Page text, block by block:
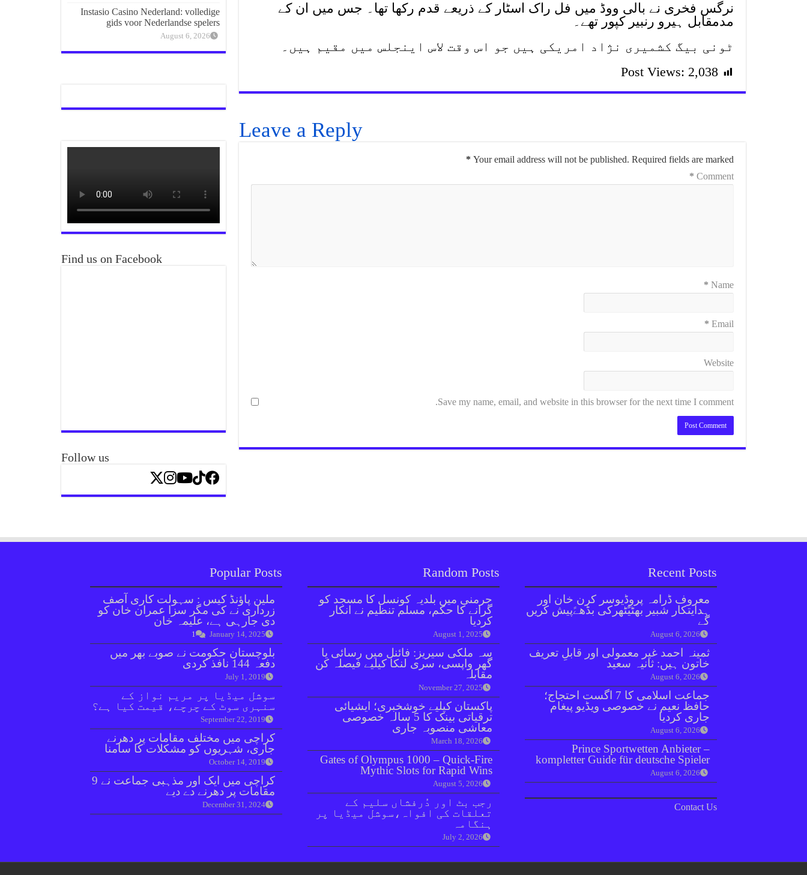
نرگس فخری نے بالی ووڈ میں فل راک اسٹار کے ذریعے قدم رکھا تھا۔ جس میں ان کے
مدمقابل ہیرو رنبیر کپور تھے۔
ٹونی بیگ کشمیری نژاد امریکی ہیں جو اس وقت لاس اینجلس میں مقیم ہیں۔
Post Views: 2,038
Leave a Reply
Your email address will not be published. Required fields are marked
*
Comment
*
Name
*
Email
*
Website
Save my name, email, and website in this browser for the next time I comment.
Instasio Casino Nederland: volledige
gids voor Nederlandse spelers
August 6, 2026
Find us on Facebook
Follow us
Popular Posts
ملین پاؤنڈ کیس : سہولت کاری آصف
زرداری نے کی مگر سزا عمران خان کو
دی جارہی ہے، علیمہ خان
January 14, 2025
1
بلوچستان حکومت نے صوبے بھر میں
دفعہ 144 نافذ کردی
July 1, 2019
سوشل میڈیا پر مریم نواز کے
سنہری سوٹ کے چرچے، قیمت کیا ہے؟
September 22, 2019
کراچی میں مختلف مقامات پر دھرنے
جاری، شہریوں کو مشکلات کا سامنا
October 14, 2019
کراچی میں ایک اور مذہبی جماعت نے 9
مقامات پر دھرنے دے دیے
December 31, 2024
Random Posts
جرمنی میں بلدیہ کونسل کا مسجد کو
گرانے کا حکم، مسلم تنظیم نے انکار
کردیا
August 1, 2025
سہ ملکی سیریز: فائنل میں رسائی یا
گھر واپسی، سری لنکا کیلیے فیصلہ کن
مقابلہ
November 27, 2025
پاکستان کیلیے خوشخبری؛ ایشیائی
ترقیاتی بینک کا 5 سالہ خصوصی
معاشی منصوبہ جاری
March 18, 2026
Gates of Olympus 1000 – Quick‑Fire
Mythic Slots for Rapid Wins
August 5, 2026
رجب بٹ اور دُرفشاں سلیم کے
تعلقات کی افواہ،سوشل میڈیا پر
ہنگامہ
July 2, 2026
Recent Posts
معروف ڈرامہ پروڈیوسر کرن خان اور
ہدایتکار شبیر بھٹیًٹھرکی بڈھےًپیش کریں
گے
August 6, 2026
ثمینہ احمد غیر معمولی اور قابلِ تعریف
خاتون ہیں: ثانیہ سعید
August 6, 2026
جماعت اسلامی کا 7 اگست احتجاج؛
حافظ نعیم نے خصوصی ویڈیو پیغام
جاری کردیا
August 6, 2026
Prince Sportwetten Anbieter –
kompletter Guide für deutsche Spieler
August 6, 2026
Contact Us